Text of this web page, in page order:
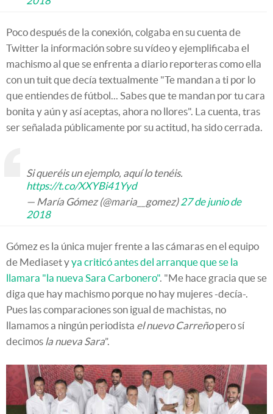
Poco después de la conexión, colgaba en su cuenta de
Twitter la información sobre su vídeo y ejemplificaba el
machismo al que se enfrenta a diario reporteras como ella
con un tuit que decía textualmente "Te mandan a ti por lo
que entiendes de fútbol... Sabes que te mandan por tu cara
bonita y aún y así aceptas, ahora no llores". La cuenta, tras
ser señalada públicamente por su actitud, ha sido cerrada.
Si queréis un ejemplo, aquí lo tenéis.
https://t.co/XXYBi41Yyd
— María Gómez (@maria__gomez)27 de junio de
2018
Gómez es la única mujer frente a las cámaras en el equipo
de Mediaset yya criticó antes del arranque que se la
llamara "la nueva Sara Carbonero". "Me hace gracia que se
diga que hay machismo porque no hay mujeres -decía-.
Pues las comparaciones son igual de machistas, no
llamamos a ningún periodista el nuevo Carreñopero sí
decimos la nueva Sara”.